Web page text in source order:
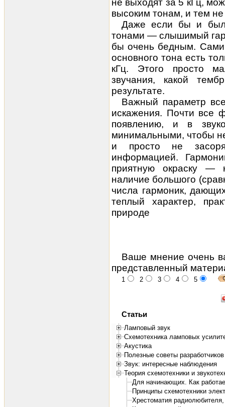
не выходят за 5 кГц,
высоким тонам, и тем
Даже если бы и
тонами — слышимый
бы очень бедным.
основного тона есть
кГц. Этого просто
звучания, какой
результате.
Важный параметр
искажения. Почти все
появлению, и в
минимальными, чтобы
и просто не
информацией.
приятную окраску —
наличие большого
числа гармоник,
теплый характер,
природе
Ваше мнение очень
представленный
1 2 3 4 5
Статьи
Ламповый звук
Схемотехника ламповых
Акустика
Полезные советы
Звук: интересные наблюдения
Теория схемотехники и
Для начинающих. Как
Принципы схемотехники
Хрестоматия радиолюбителя,